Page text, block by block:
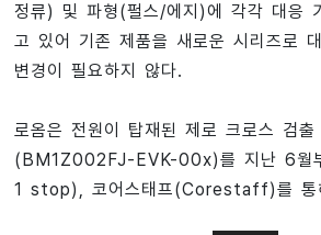
정류) 및 파형(펄스/에지)에 각각 대응
고 있어 기존 제품을 새로운 시리즈로
변경이 필요하지 않다.
로옴은 전원이 탑재된 제로 크로스 검
(BM1Z002FJ-EVK-00x)를 지난 6월
1 stop), 코어스태프(Corestaff)를 통